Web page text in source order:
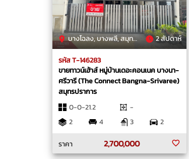
บางโฉลง, บางพลี, สมุทรปราการ 2 สัปดาห์
รหัส T-146283
ขายทาวน์เฮ้าส์ หมู่บ้านเดอะคอนเนค บางนา-
ศรีวารี (The Connect Bangna-Srivaree)
สมุทรปราการ
0-0-21.2
-
2
4 3
2
ราคา
2,700,000